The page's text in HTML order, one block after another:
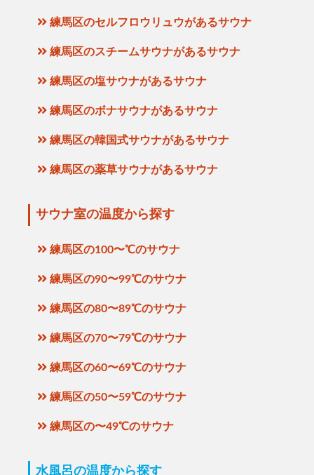
練馬区のセルフロウリュウがあるサウナ
練馬区のスチームサウナがあるサウナ
練馬区の塩サウナがあるサウナ
練馬区のボナサウナがあるサウナ
練馬区の韓国式サウナがあるサウナ
練馬区の薬草サウナがあるサウナ
サウナ室の温度から探す
練馬区の100〜℃のサウナ
練馬区の90〜99℃のサウナ
練馬区の80〜89℃のサウナ
練馬区の70〜79℃のサウナ
練馬区の60〜69℃のサウナ
練馬区の50〜59℃のサウナ
練馬区の〜49℃のサウナ
水風呂の温度から探す